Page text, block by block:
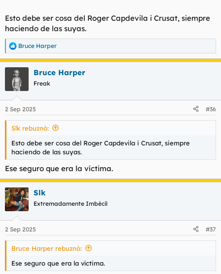
@Slk
Esto debe ser cosa del Roger Capdevila i Crusat, siempre
haciendo de las suyas.
R
e
e
s
Bruce Harper
Bruce Harper
Freak
2 Sep 2025 #36
Slk rebuznó:
Esto debe ser cosa del Roger Capdevila i Crusat, siempre
haciendo de las suyas.
Ese seguro que era la víctima.
Slk
Extremadamente Imbécil
2 Sep 2025 #37
Bruce Harper rebuznó:
Ese seguro que era la víctima.